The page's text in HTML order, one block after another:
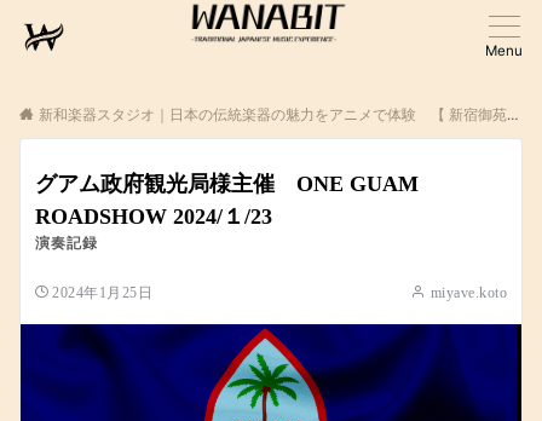
Menu
新和楽器スタジオ｜日本の伝統楽器の魅力をアニメで体験 【 新宿御苑・池袋 】
グアム政府観光局様主催 ONE GUAM
ROADSHOW 2024/１/23
演奏記録
2024年1月25日 miyave.koto